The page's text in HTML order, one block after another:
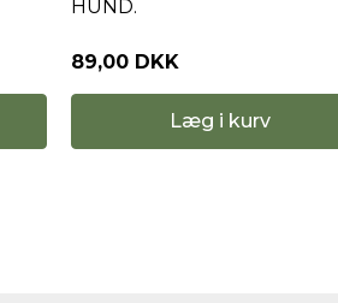
HUND.
89,00 DKK
Læg i kurv